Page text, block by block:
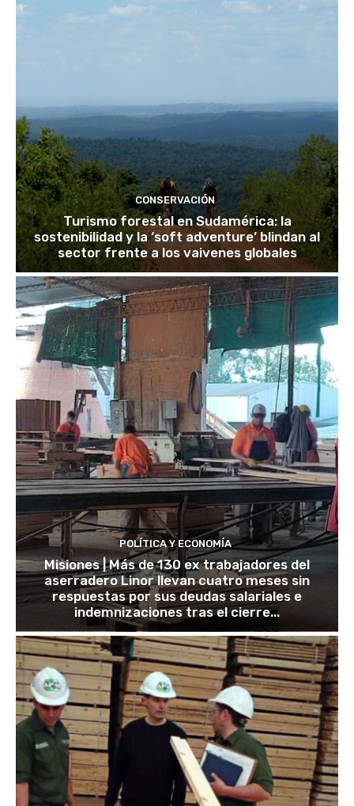
CONSERVACIÓN
Turismo forestal en Sudamérica: la
sostenibilidad y la ‘soft adventure’ blindan al
sector frente a los vaivenes globales
POLÍTICA Y ECONOMÍA
Misiones | Más de 130 ex trabajadores del
aserradero Linor llevan cuatro meses sin
respuestas por sus deudas salariales e
indemnizaciones tras el cierre...